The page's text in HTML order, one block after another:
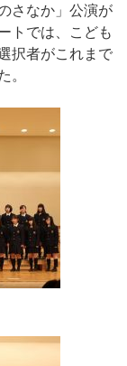
さなか」公演が
トでは、こども
択者がこれまで
。